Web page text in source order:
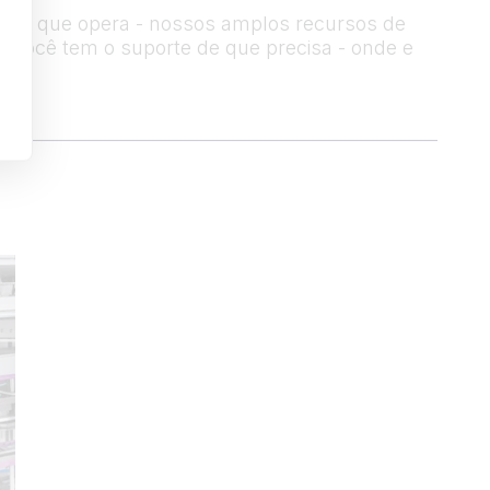
que opera - nossos amplos recursos de
você tem o suporte de que precisa - onde e